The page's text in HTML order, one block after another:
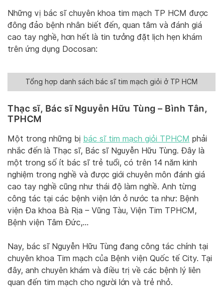
Những vị bác sĩ chuyên khoa tim mạch TP HCM được
đông đảo bệnh nhân biết đến, quan tâm và đánh giá
cao tay nghề, hơn hết là tin tưởng đặt lịch hẹn khám
trên ứng dụng Docosan:
Tổng hợp danh sách bác sĩ tim mạch giỏi ở TP HCM
Thạc sĩ, Bác sĩ Nguyễn Hữu Tùng – Bình Tân,
TPHCM
Một trong những bị bác sĩ tim mạch giỏi TPHCM phải
nhắc đến là Thạc sĩ, Bác sĩ Nguyễn Hữu Tùng. Đây là
một trong số ít bác sĩ trẻ tuổi, có trên 14 năm kinh
nghiệm trong nghề và được giới chuyên môn đánh giá
cao tay nghề cũng như thái độ làm nghề. Anh từng
công tác tại các bệnh viện lớn ở nước ta như: Bệnh
viện Đa khoa Bà Rịa – Vũng Tàu, Viện Tim TPHCM,
Bệnh viện Tâm Đức,…
Nay, bác sĩ Nguyễn Hữu Tùng đang công tác chính tại
chuyên khoa Tim mạch của Bệnh viện Quốc tế City. Tại
đây, anh chuyên khám và điều trị về các bệnh lý liên
quan đến tim mạch cho người lớn và trẻ nhỏ.